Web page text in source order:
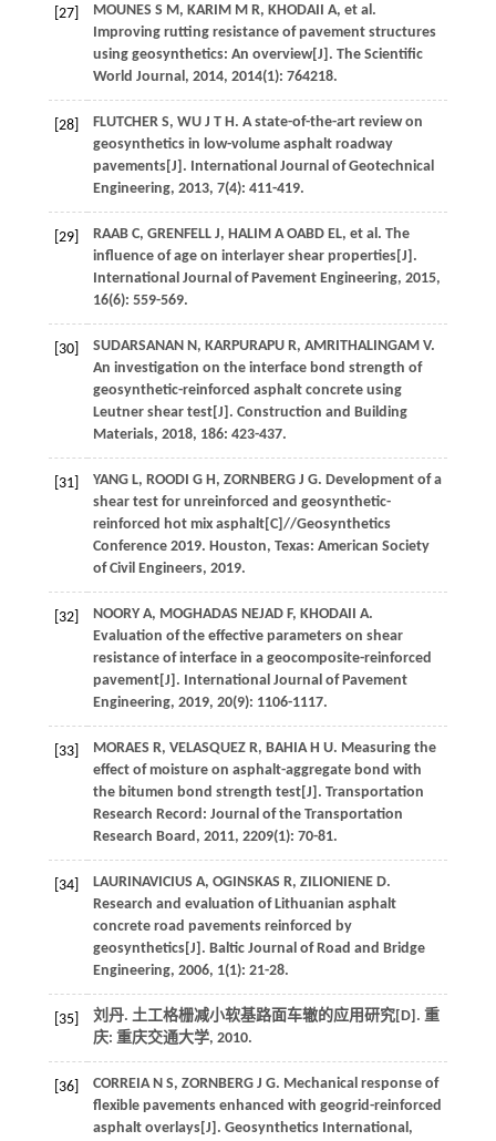
[27] MOUNES S M, KARIM M R, KHODAII A, et al.
Improving rutting resistance of pavement structures
using geosynthetics: An overview[J]. The Scientific
World Journal, 2014, 2014(1): 764218.
[28] FLUTCHER S, WU J T H. A state-of-the-art review on
geosynthetics in low-volume asphalt roadway
pavements[J]. International Journal of Geotechnical
Engineering, 2013, 7(4): 411-419.
[29] RAAB C, GRENFELL J, HALIM A OABD EL, et al. The
influence of age on interlayer shear properties[J].
International Journal of Pavement Engineering, 2015,
16(6): 559-569.
[30] SUDARSANAN N, KARPURAPU R, AMRITHALINGAM V.
An investigation on the interface bond strength of
geosynthetic-reinforced asphalt concrete using
Leutner shear test[J]. Construction and Building
Materials, 2018, 186: 423-437.
[31] YANG L, ROODI G H, ZORNBERG J G. Development of a
shear test for unreinforced and geosynthetic-
reinforced hot mix asphalt[C]//Geosynthetics
Conference 2019. Houston, Texas: American Society
of Civil Engineers, 2019.
[32] NOORY A, MOGHADAS NEJAD F, KHODAII A.
Evaluation of the effective parameters on shear
resistance of interface in a geocomposite-reinforced
pavement[J]. International Journal of Pavement
Engineering, 2019, 20(9): 1106-1117.
[33] MORAES R, VELASQUEZ R, BAHIA H U. Measuring the
effect of moisture on asphalt-aggregate bond with
the bitumen bond strength test[J]. Transportation
Research Record: Journal of the Transportation
Research Board, 2011, 2209(1): 70-81.
[34] LAURINAVICIUS A, OGINSKAS R, ZILIONIENE D.
Research and evaluation of Lithuanian asphalt
concrete road pavements reinforced by
geosynthetics[J]. Baltic Journal of Road and Bridge
Engineering, 2006, 1(1): 21-28.
[35]
刘丹. 土工格栅减小软基路面车辙的应用研究[D]. 重
庆: 重庆交通大学, 2010.
[36] CORREIA N S, ZORNBERG J G. Mechanical response of
flexible pavements enhanced with geogrid-reinforced
asphalt overlays[J]. Geosynthetics International,